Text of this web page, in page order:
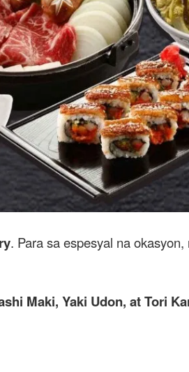
. Para sa espesyal na okasyon,
Maki, Yaki Udon, at Tori